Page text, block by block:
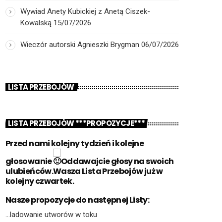
Wywiad Anety Kubickiej z Anetą Ciszek-
Kowalską 15/07/2026
Wieczór autorski Agnieszki Brygman 06/07/2026
LISTA PRZEBOJÓW
LISTA PRZEBOJÓW ***PROPOZYCJE***
Przed nami kolejny tydzień i kolejne
głosowanie
Oddawajcie głosy na swoich
ulubieńców.Wasza Lista Przebojów już w
kolejny czwartek.
Nasze propozycje do następnej Listy:
…ladowanie utworów w toku